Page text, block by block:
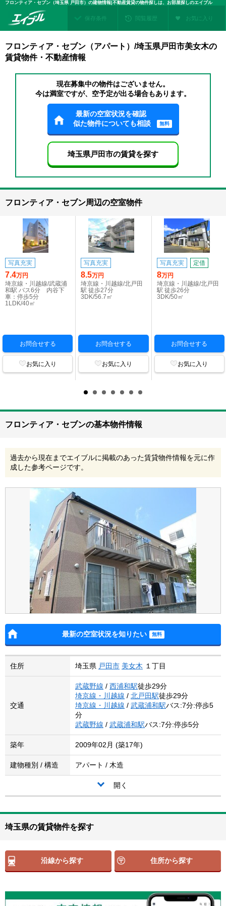
フロンティア・セブン（埼玉県 戸田市）の建物情報|不動産賃貸の物件探しは、お部屋探しのエイブル
保存条件 閲覧履歴 お気に入り
フロンティア・セブン（アパート）/埼玉県戸田市美女木の
賃貸物件・不動産情報
現在募集中の物件はございません。
今は満室ですが、空予定が出る場合もあります。
最新の空室状況を確認
似た物件についても相談
無料
埼玉県戸田市の賃貸を探す
フロンティア・セブン周辺の空室物件
写真充実
7.4万円
埼京線・川越線/武蔵浦
和駅 バス6分 内谷下
車：停歩5分
1LDK/40㎡
お問合せする
お気に入り
写真充実
8.5万円
埼京線・川越線/北戸田
駅 徒歩27分
3DK/56.7㎡
お問合せする
お気に入り
写真充実 定借
8万円
埼京線・川越線/北戸田
駅 徒歩26分
3DK/50㎡
お問合せする
お気に入り
フロンティア・セブンの基本物件情報
過去から現在までエイブルに掲載のあった賃貸物件情報を元に作
成した参考ページです。
最新の空室状況を知りたい
住所 埼玉県 戸田市 美女木 １丁目
交通
武蔵野線 / 西浦和駅徒歩29分
埼京線・川越線 / 北戸田駅徒歩29分
埼京線・川越線 / 武蔵浦和駅バス:7分:停歩5
分
武蔵野線 / 武蔵浦和駅バス:7分:停歩5分
築年 2009年02月 (築17年)
建物種別 / 構造 アパート / 木造
開く
埼玉県の賃貸物件を探す
沿線から探す 住所から探す